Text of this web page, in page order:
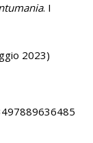
. I
2023)